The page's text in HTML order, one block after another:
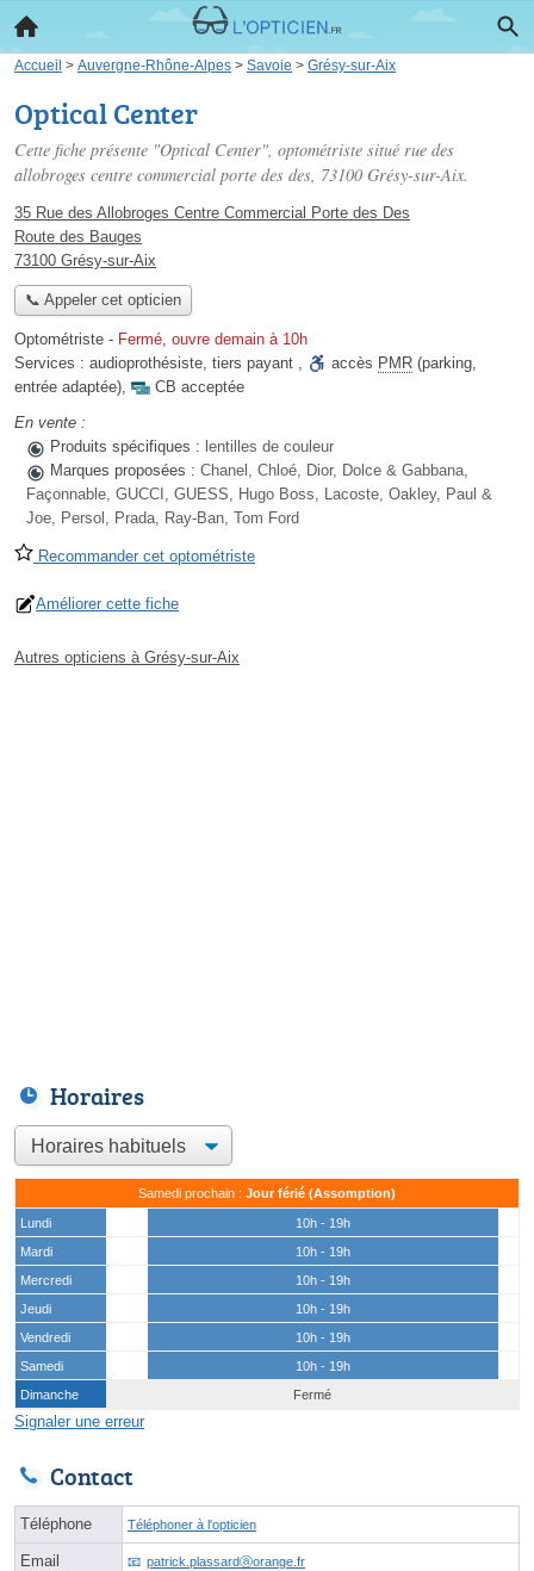
Accueil > Auvergne-Rhône-Alpes > Savoie > Grésy-sur-Aix
Optical Center
Cette fiche présente "Optical Center", optométriste situé rue des
allobroges centre commercial porte des des, 73100 Grésy-sur-Aix.
35 Rue des Allobroges Centre Commercial Porte des Des
Route des Bauges
73100 Grésy-sur-Aix
📞 Appeler cet opticien
Optométriste - Fermé, ouvre demain à 10h
Services : audioprothésiste, tiers payant , accès PMR (parking,
entrée adaptée),
CB acceptée
En vente :
Produits spécifiques : lentilles de couleur
Marques proposées : Chanel, Chloé, Dior, Dolce & Gabbana,
Façonnable, GUCCI, GUESS, Hugo Boss, Lacoste, Oakley, Paul &
Joe, Persol, Prada, Ray-Ban, Tom Ford
Recommander cet optométriste
Améliorer cette fiche
Autres opticiens à Grésy-sur-Aix
Horaires
Samedi prochain : Jour férié (Assomption)
Lundi
10h - 19h
Mardi
10h - 19h
Mercredi
10h - 19h
Jeudi
10h - 19h
Vendredi
10h - 19h
Samedi
10h - 19h
Dimanche
Fermé
Signaler une erreur
Contact
Téléphone Téléphoner à l'opticien
Email patrick.plassardⓐorange.fr